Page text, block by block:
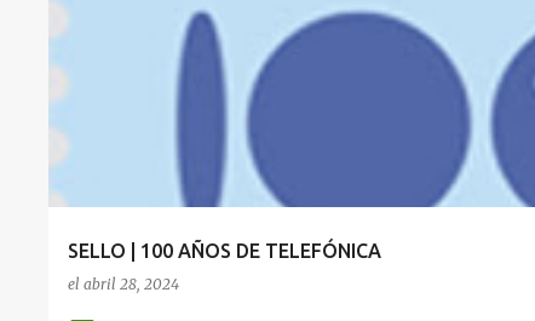
SELLO | 100 AÑOS DE TELEFÓNICA
el abril 28, 2024
TELEFONICA